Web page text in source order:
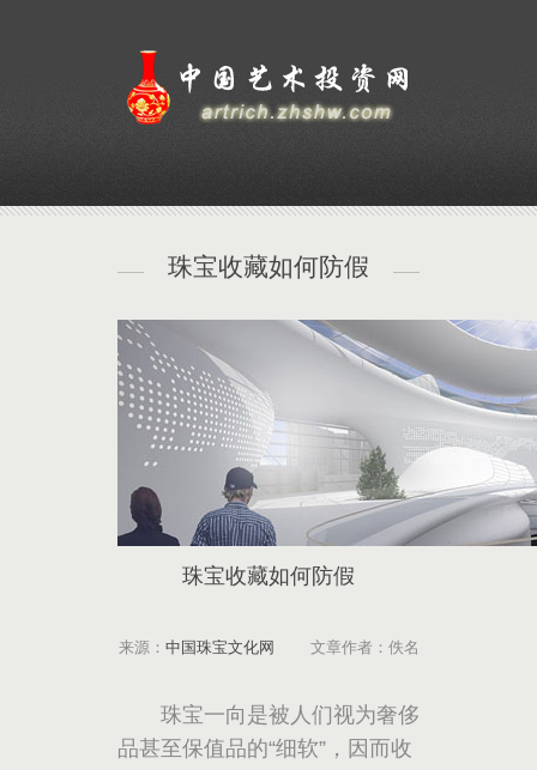
珠宝收藏如何防假
珠宝收藏如何防假
来源： 中国珠宝文化网 文章作者：佚名
珠宝一向是被人们视为奢侈
品甚至保值品的“细软”，因而收